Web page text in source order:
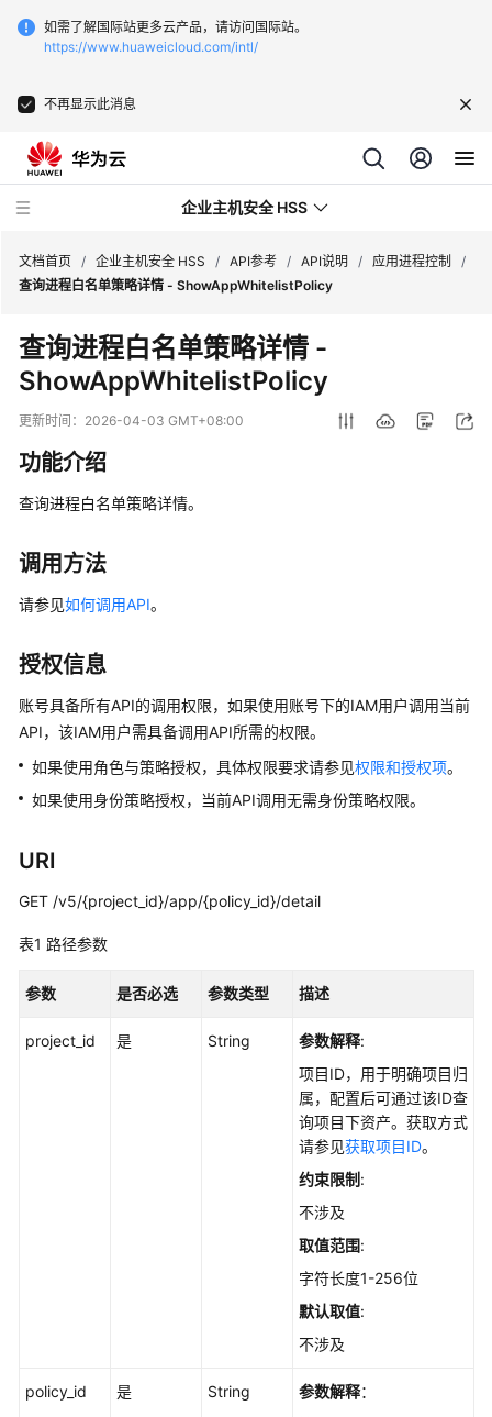
如需了解国际站更多云产品，请访问国际站。
https://www.huaweicloud.com/intl/
不再显示此消息
企业主机安全 HSS
最
新
动
技
术
画
产
品
绍
计
费
明
入
门
用
指
读
文档首页 / 企业主机安全 HSS / API参考 / API说明 / 应用进程控制
/
查询进程白名单策略详情 - ShowAppWhitelistPolicy
查询进程白名单策略详情 -
ShowAppWhitelistPolicy
更新时间： 2026-04-03 GMT+08:00
功能介绍
查询进程白名单策略详情。
调用方法
请参见如何调用API。
授权信息
账号具备所有API的调用权限，如果使用账号下的IAM用户调用当前
API，该IAM用户需具备调用API所需的权限。
如果使用角色与策略授权，具体权限要求请参见权限和授权项。
如果使用身份策略授权，当前API调用无需身份策略权限。
URI
GET /v5/{project_id}/app/{policy_id}/detail
表1 路径参数
参数 是否必选 参数类型 描述
project_id 是 String 参数解释:
项目ID，用于明确项目归
属，配置后可通过该ID查
询项目下资产。获取方式
请参见获取项目ID。
约束限制 :
不涉及
取值范围:
字符长度1-256位
默认取值:
不涉及
policy_id 是 String 参数解释：